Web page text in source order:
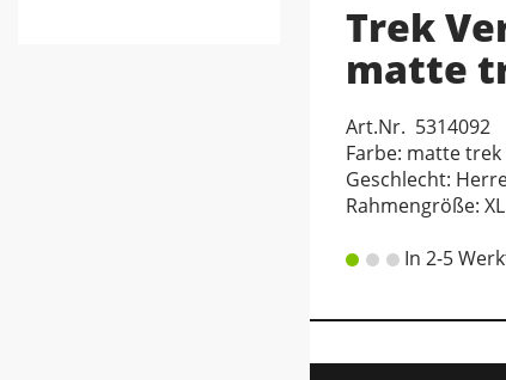
Trek
matte
Art.Nr. 5314092
Farbe: matte trek
Geschlecht:
Rahmengröße: XL
In 2-5